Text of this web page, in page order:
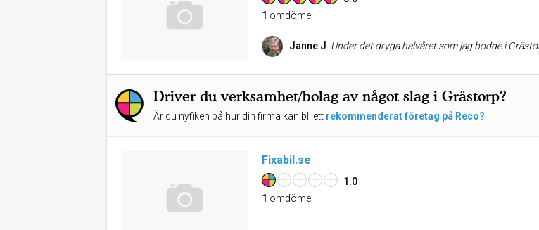
1 omdöme
Janne J: Under det dryga halvåret som jag bodde i Grästorp lärde jag känna samhällets hjärtebröder (spela puck så hjärtat glöder). Laget med ett hjärta i loggan! Jag åkte
Driver du verksamhet/bolag av något slag i Grästorp?
Är du nyfiken på hur din firma kan bli ett rekommenderat företag på Reco?
Fixabil.se
1.0
1 omdöme